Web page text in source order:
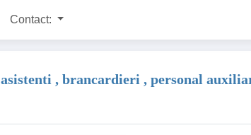
Contact:
, brancardieri , personal